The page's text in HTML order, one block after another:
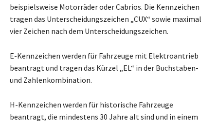
beispielsweise Motorräder oder Cabrios. Die Kennzeichen
tragen das Unterscheidungszeichen „CUX“ sowie maximal
vier Zeichen nach dem Unterscheidungszeichen.
E-Kennzeichen werden für Fahrzeuge mit Elektroantrieb
beantragt und tragen das Kürzel „EL“ in der Buchstaben-
und Zahlenkombination.
H-Kennzeichen werden für historische Fahrzeuge
beantragt, die mindestens 30 Jahre alt sind und in einem